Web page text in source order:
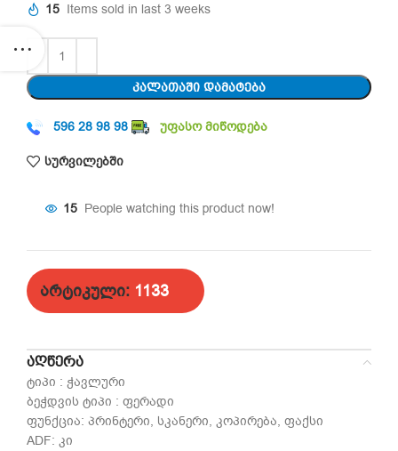
15 Items sold in last 3 weeks
ᲙᲐᲚᲐᲗᲐᲨᲘ ᲓᲐᲛᲐᲢᲔᲑᲐ
596 28 98 98 უფასო მიწოდება
სურვილებში
15 People watching this product now!
არტიკული: 1133
ᲐᲦᲬᲔᲠᲐ
ტიპი : ჭავლური
ბეჭდვის ტიპი : ფერადი
ფუნქცია: პრინტერი, სკანერი, კოპირება, ფაქსი
ADF: კი